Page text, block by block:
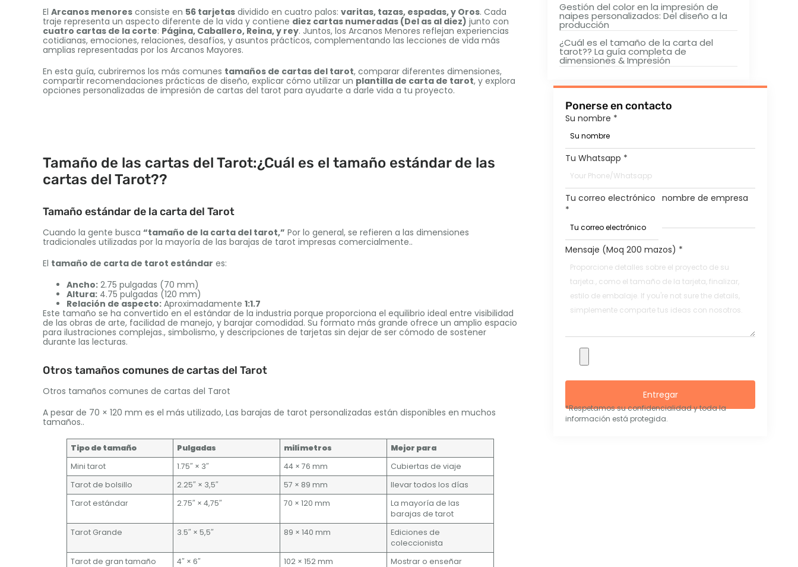
El Arcanos menores consiste en 56 tarjetas dividido en cuatro palos: varitas, tazas, espadas, y Oros. Cada
traje representa un aspecto diferente de la vida y contiene diez cartas numeradas (Del as al diez) junto con
cuatro cartas de la corte: Página, Caballero, Reina, y rey. Juntos, los Arcanos Menores reflejan experiencias
cotidianas, emociones, relaciones, desafíos, y asuntos prácticos, complementando las lecciones de vida más
amplias representadas por los Arcanos Mayores.
En esta guía, cubriremos los más comunes tamaños de cartas del tarot, comparar diferentes dimensiones,
compartir recomendaciones prácticas de diseño, explicar cómo utilizar un plantilla de carta de tarot, y explora
opciones personalizadas de impresión de cartas del tarot para ayudarte a darle vida a tu proyecto.
Tamaño de las cartas del Tarot:¿Cuál es el tamaño estándar de las
cartas del Tarot??
Tamaño estándar de la carta del Tarot
Cuando la gente busca “tamaño de la carta del tarot,” Por lo general, se refieren a las dimensiones
tradicionales utilizadas por la mayoría de las barajas de tarot impresas comercialmente..
El tamaño de carta de tarot estándar es:
Ancho: 2.75 pulgadas (70 mm)
Altura: 4.75 pulgadas (120 mm)
Relación de aspecto: Aproximadamente 1:1.7
Este tamaño se ha convertido en el estándar de la industria porque proporciona el equilibrio ideal entre visibilidad
de las obras de arte, facilidad de manejo, y barajar comodidad. Su formato más grande ofrece un amplio espacio
para ilustraciones complejas., simbolismo, y descripciones de tarjetas sin dejar de ser cómodo de sostener
durante las lecturas.
Otros tamaños comunes de cartas del Tarot
Otros tamaños comunes de cartas del Tarot
A pesar de 70 × 120 mm es el más utilizado, Las barajas de tarot personalizadas están disponibles en muchos
tamaños..
Tipo de tamaño Pulgadas milímetros
Mejor para
Mini tarot
1.75″ × 3″ 44 × 76 mm
Cubiertas de viaje
Tarot de bolsillo
2.25″ × 3,5″ 57 × 89 mm
llevar todos los días
Tarot estándar
2.75″ × 4,75″ 70 × 120 mm
La mayoría de las
barajas de tarot
Tarot Grande
3.5″ × 5,5″ 89 × 140 mm
Ediciones de
coleccionista
Tarot de gran tamaño
4″ × 6″ 102 × 152 mm Mostrar o enseñar
Gestión del color en la impresión de
naipes personalizados: Del diseño a la
producción
¿Cuál es el tamaño de la carta del
tarot?? La guía completa de
dimensiones & Impresión
Ponerse en contacto
Su nombre *
Tu Whatsapp *
Tu correo electrónico
*
nombre de empresa
Mensaje (Moq 200 mazos) *
Entregar
*Respetamos su confidencialidad y toda la
información está protegida.